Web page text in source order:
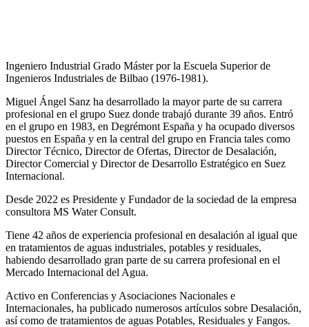
Ingeniero Industrial Grado Máster por la Escuela Superior de
Ingenieros Industriales de Bilbao (1976-1981).
Miguel Ángel Sanz ha desarrollado la mayor parte de su carrera
profesional en el grupo Suez donde trabajó durante 39 años. Entró
en el grupo en 1983, en Degrémont España y ha ocupado diversos
puestos en España y en la central del grupo en Francia tales como
Director Técnico, Director de Ofertas, Director de Desalación,
Director Comercial y Director de Desarrollo Estratégico en Suez
Internacional.
Desde 2022 es Presidente y Fundador de la sociedad de la empresa
consultora MS Water Consult.
Tiene 42 años de experiencia profesional en desalación al igual que
en tratamientos de aguas industriales, potables y residuales,
habiendo desarrollado gran parte de su carrera profesional en el
Mercado Internacional del Agua.
Activo en Conferencias y Asociaciones Nacionales e
Internacionales, ha publicado numerosos artículos sobre Desalación,
así como de tratamientos de aguas Potables, Residuales y Fangos.